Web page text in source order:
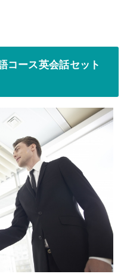
コース英会話セット